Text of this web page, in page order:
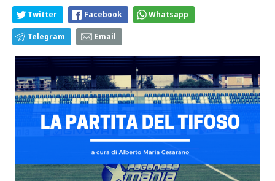
Twitter Facebook Whatsapp
Telegram Email